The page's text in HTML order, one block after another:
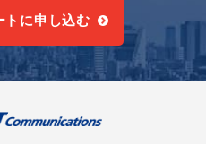
トに申し込む